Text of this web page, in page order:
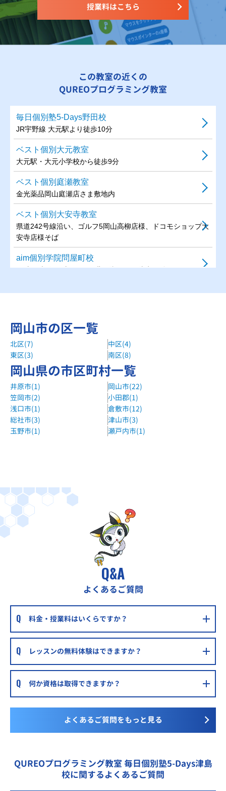
授業料はこちら
この教室の近くの
QUREOプログラミング教室
毎日個別塾5-Days野田校
JR宇野線 大元駅より徒歩10分
ベスト個別大元教室
大元駅・大元小学校から徒歩9分
ベスト個別庭瀬教室
金光薬品岡山庭瀬店さま敷地内
ベスト個別大安寺教室
県道242号線沿い、ゴルフ5岡山高柳店様、ドコモショップ大
安寺店様そば
aim個別学院問屋町校
JR山陽本線(岡山～三原) 北長瀬駅より徒歩10分
岡山市の区一覧
北区(7)
中区(4)
東区(3)
南区(8)
岡山県の市区町村一覧
井原市(1)
岡山市(22)
笠岡市(2)
小田郡(1)
浅口市(1)
倉敷市(12)
総社市(3)
津山市(3)
玉野市(1)
瀬戸内市(1)
Q&A
よくあるご質問
料金・授業料はいくらですか？
レッスンの無料体験はできますか？
何か資格は取得できますか？
よくあるご質問をもっと見る
QUREOプログラミング教室 毎日個別塾5-Days津島
校に関するよくあるご質問